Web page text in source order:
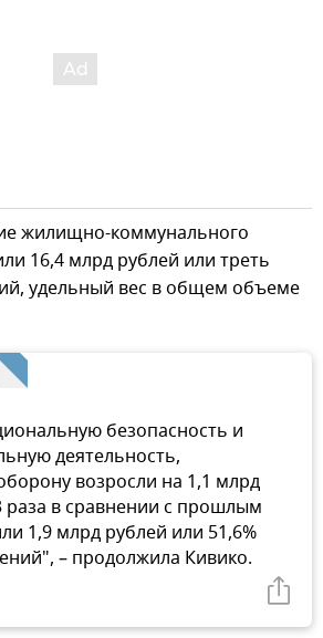
жилищно-коммунального
16,4 млрд рублей или треть
удельный вес в общем объеме
безопасность и
деятельность,
возросли на 1,1 млрд
раза в сравнении с прошлым
1,9 млрд рублей или 51,6%
– продолжила Кивико.